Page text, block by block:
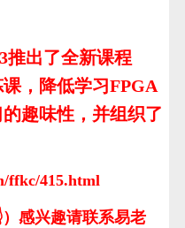
推出了全新课程
，降低学习FPGA
趣味性，并组织了
ffkc/415.html
感兴趣请联系易老